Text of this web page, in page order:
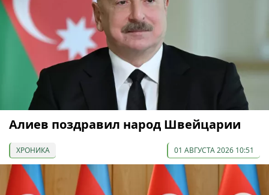
Алиев поздравил народ Швейцарии
ХРОНИКА 01 АВГУСТА 2026 10:51